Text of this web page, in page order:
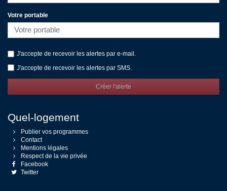
Votre portable
J'accepte de recevoir les alertes par e-mail.
J'accepte de recevoir les alertes par SMS.
Créer l'alerte
Quel-logement
Publier vos programmes
Contact
Mentions légales
Respect de la vie privée
Facebook
Twitter